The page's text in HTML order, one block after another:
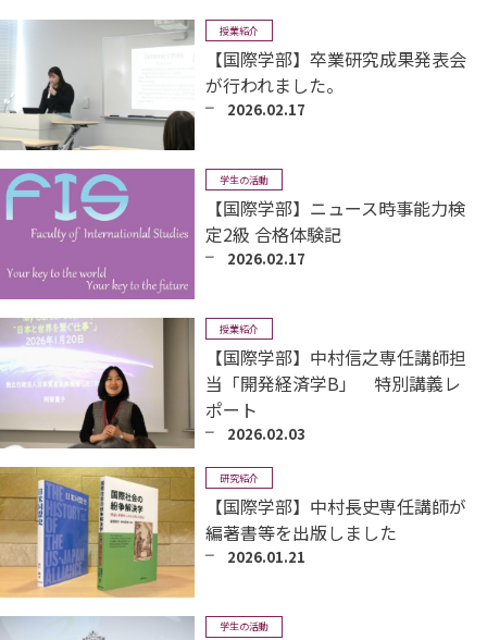
授業紹介
【国際学部】卒業研究成果発表会
が行われました。
2026.02.17
学生の活動
【国際学部】ニュース時事能力検
定2級 合格体験記
2026.02.17
授業紹介
【国際学部】中村信之専任講師担
当「開発経済学B」 特別講義レ
ポート
2026.02.03
研究紹介
【国際学部】中村長史専任講師が
編著書等を出版しました
2026.01.21
学生の活動